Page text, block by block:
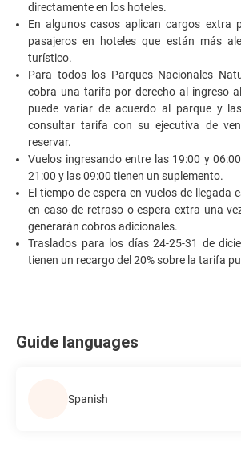
directamente en los hoteles.
En algunos casos aplican cargos extra
pasajeros en hoteles que están más
turístico.
Para todos los Parques Nacionales
cobra una tarifa por derecho al ingreso
puede variar de acuerdo al parque y
consultar tarifa con su ejecutiva de
reservar.
Vuelos ingresando entre las 19:00 y
21:00 y las 09:00 tienen un suplemento.
El tiempo de espera en vuelos de llegada
en caso de retraso o espera extra una
generarán cobros adicionales.
Traslados para los días 24-25-31 de
tienen un recargo del 20% sobre la tarifa
Guide languages
Spanish